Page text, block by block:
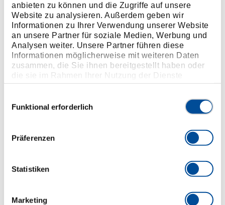
anbieten zu können und die Zugriffe auf unsere
Website zu analysieren. Außerdem geben wir
Informationen zu Ihrer Verwendung unserer Website
an unsere Partner für soziale Medien, Werbung und
Analysen weiter. Unsere Partner führen diese
Informationen möglicherweise mit weiteren Daten
zusammen, die Sie ihnen bereitgestellt haben oder
die sie im Rahmen Ihrer Nutzung der Dienste
gesammelt haben. Unsere vollständige
Funktional erforderlich
Präferenzen
Statistiken
Marketing
durch CP-Innenaufnahme, reduziert die Baulänge
Für den Rechts- und Linksanzug (Schlüssel muss
nur um 180° gedreht werden!)
Abknicken des Handgriffes bis 20° bei Erreichen
des Drehmomentwertes, macht ein Überziehen
unwahrscheinlich
Leichte, jedoch stabile und korrosionsfeste
Lieferung ohne Einsteckwerkzeug
Optional: werkseitige Festeinstellung mit
muss das passende Einsteckwerkzeug mitbestellt